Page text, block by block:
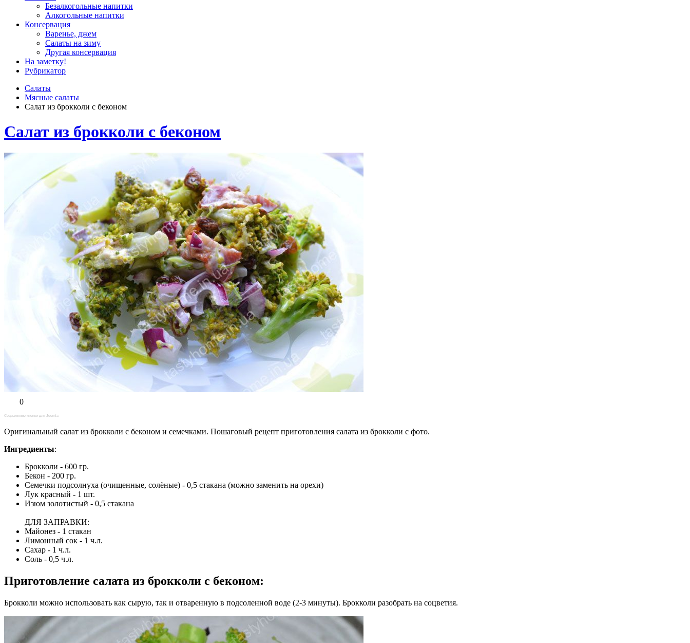
Безалкогольные напитки
Алкогольные напитки
Консервация
Варенье, джем
Салаты на зиму
Другая консервация
На заметку!
Рубрикатор
Салаты
Мясные салаты
Салат из брокколи с беконом
Салат из брокколи с беконом
0
Социальные кнопки для Joomla
Оригинальный салат из брокколи с беконом и семечками. Пошаговый рецепт приготовления салата из брокколи с фото.
Ингредиенты:
Брокколи - 600 гр.
Бекон - 200 гр.
Семечки подсолнуха (очищенные, солёные) - 0,5 стакана (можно заменить на орехи)
Лук красный - 1 шт.
Изюм золотистый - 0,5 стакана
ДЛЯ ЗАПРАВКИ:
Майонез - 1 стакан
Лимонный сок - 1 ч.л.
Сахар - 1 ч.л.
Соль - 0,5 ч.л.
Приготовление салата из брокколи с беконом:
Брокколи можно использовать как сырую, так и отваренную в подсоленной воде (2-3 минуты). Брокколи разобрать на соцветия.